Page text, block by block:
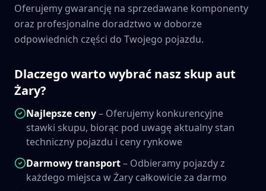
Oferujemy gwarancję na sprzedawane komponenty
oraz profesjonalne doradztwo w doborze
odpowiednich części do Twojego pojazdu.
Dlaczego warto wybrać nasz skup aut
Żary?
Najlepsze ceny– Oferujemy konkurencyjne
stawki skupu, biorąc pod uwagę aktualny stan
techniczny pojazdu i ceny rynkowe
Darmowy transport– Odbieramy pojazdy z
każdego miejsca wŻary całkowicie za darmo